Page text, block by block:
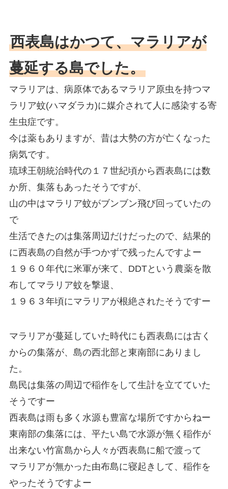
西表島はかつて、マラリアが
蔓延する島でした。
マラリアは、病原体であるマラリア原虫を持つマ
ラリア蚊(ハマダラカ)に媒介されて人に感染する寄
生虫症です。
今は薬もありますが、昔は大勢の方が亡くなった
病気です。
琉球王朝統治時代の１７世紀頃から西表島には数
か所、集落もあったそうですが、
山の中はマラリア蚊がブンブン飛び回っていたの
で
生活できたのは集落周辺だけだったので、結果的
に西表島の自然が手つかずで残ったんですよー
１９６０年代に米軍が来て、DDTという農薬を散
布してマラリア蚊を撃退、
１９６３年頃にマラリアが根絶されたそうですー
マラリアが蔓延していた時代にも西表島には古く
からの集落が、島の西北部と東南部にありまし
た。
島民は集落の周辺で稲作をして生計を立てていた
そうですー
西表島は雨も多く水源も豊富な場所ですからねー
東南部の集落には、平たい島で水源が無く稲作が
出来ない竹富島から人々が西表島に船で渡って
マラリアが無かった由布島に寝起きして、稲作を
やったそうですよー